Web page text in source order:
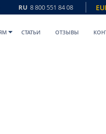
RU 8 800 551 84 08
СТАТЬИ ОТЗЫВЫ